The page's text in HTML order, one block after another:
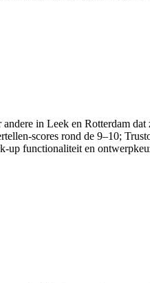
in Leek en Rotterdam
scores rond de 9–10;
up functionaliteit en